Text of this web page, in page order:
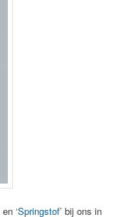
en‘Springstof’ bij ons in